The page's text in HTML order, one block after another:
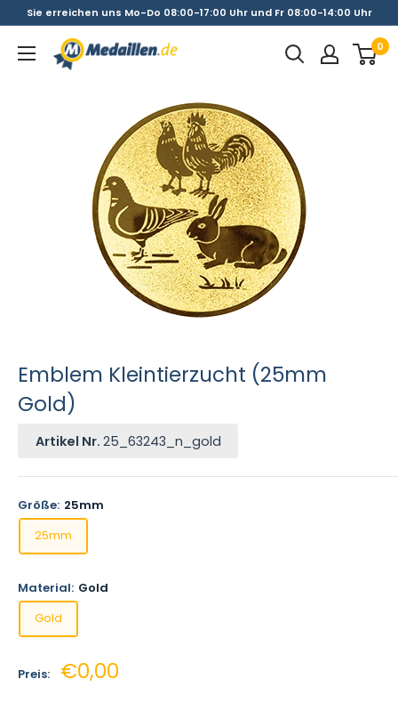
Direkt
zum
Inhalt
Sie erreichen uns Mo-Do 08:00-17:00 Uhr und Fr 08:00-14:00 Uhr
Medaillen.de 0
Emblem Kleintierzucht (25mm
Gold)
Artikel Nr. 25_63243_n_gold
Größe: 25mm
25mm
Material: Gold
Gold
Preis: Sonderpreis
€0,00